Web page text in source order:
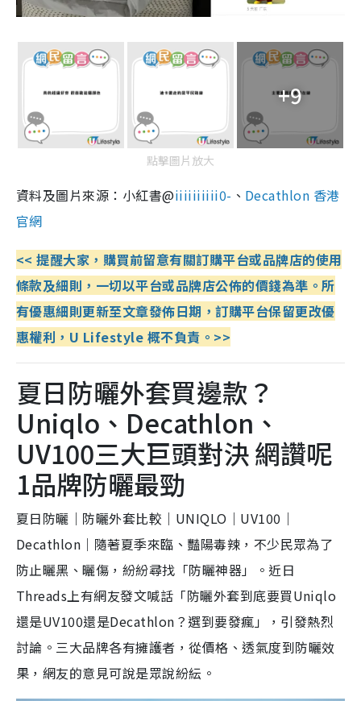
+9
點擊圖片放大
資料及圖片來源：小紅書@iiiiiiiiii0- 、 Decathlon 香港
官網
<< 提醒大家，購買前留意有關訂購平台或品牌店的使用
條款及細則，一切以平台或品牌店公佈的價錢為準。所
有優惠細則更新至文章發佈日期，訂購平台保留更改優
惠權利，U Lifestyle 概不負責。>>
夏日防曬外套買邊款？
Uniqlo、Decathlon、
UV100三大巨頭對決 網讚呢
1品牌防曬最勁
夏日防曬｜防曬外套比較｜UNIQLO｜UV100｜
Decathlon｜隨著夏季來臨、豔陽毒辣，不少民眾為了
防止曬黑、曬傷，紛紛尋找「防曬神器」。近日
Threads上有網友發文喊話「防曬外套到底要買Uniqlo
還是UV100還是Decathlon？選到要發瘋」，引發熱烈
討論。三大品牌各有擁護者，從價格、透氣度到防曬效
果，網友的意見可說是眾說紛紜。